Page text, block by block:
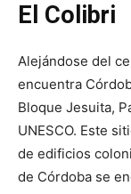
El Colibri
Alejándose del
encuentra
Bloque Jesuita,
UNESCO. Este
de edificios
de Córdoba se